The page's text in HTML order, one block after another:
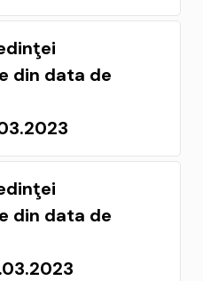
din data de
din data de